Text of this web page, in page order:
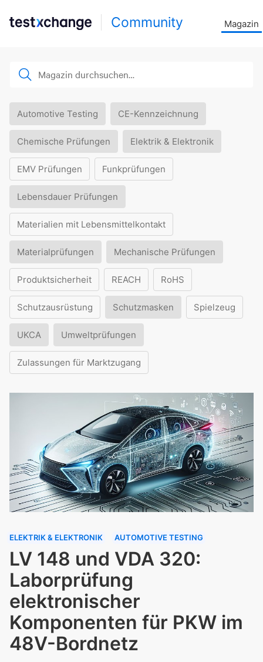
Community Magazin
Automotive Testing CE-Kennzeichnung
Chemische Prüfungen Elektrik & Elektronik
EMV Prüfungen Funkprüfungen
Lebensdauer Prüfungen
Materialien mit Lebensmittelkontakt
Materialprüfungen Mechanische Prüfungen
Produktsicherheit REACH RoHS
Schutzausrüstung Schutzmasken Spielzeug
UKCA Umweltprüfungen
Zulassungen für Marktzugang
ELEKTRIK & ELEKTRONIK AUTOMOTIVE TESTING
LV 148 und VDA 320:
Laborprüfung
elektronischer
Komponenten für PKW im
48V-Bordnetz